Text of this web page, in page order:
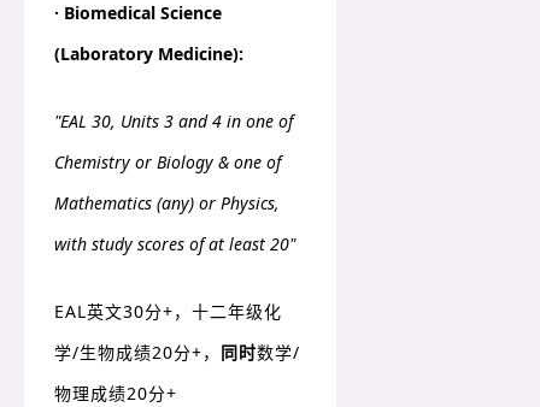
· Biomedical Science
(Laboratory Medicine):
"EAL 30, Units 3 and 4 in one of
Chemistry or Biology & one of
Mathematics (any) or Physics,
with study scores of at least 20"
EAL英文30分+，十二年级化
学/生物成绩20分+， 同时数学/
物理成绩20分+